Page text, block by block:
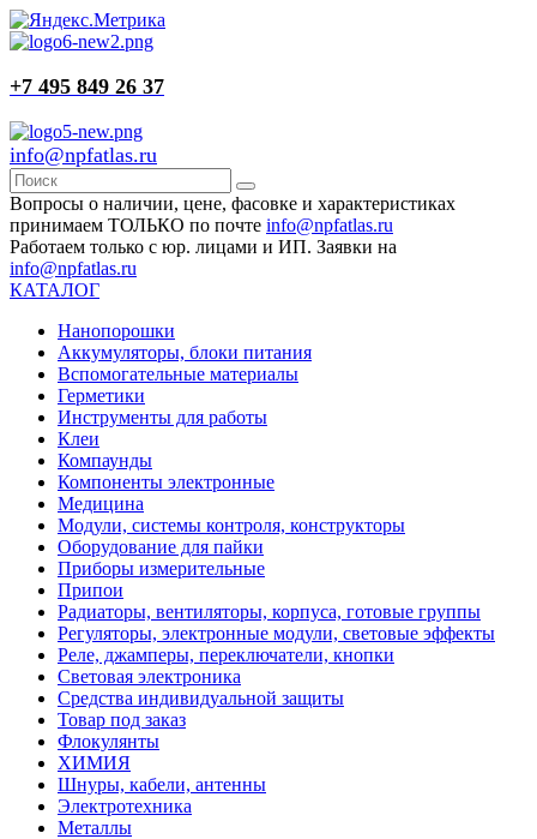
+7 495 849 26 37
info@npfatlas.ru
Вопросы о наличии, цене, фасовке и характеристиках
принимаем ТОЛЬКО по почте info@npfatlas.ru
Работаем только с юр. лицами и ИП. Заявки на
info@npfatlas.ru
КАТАЛОГ
Нанопорошки
Аккумуляторы, блоки питания
Вспомогательные материалы
Герметики
Инструменты для работы
Клеи
Компаунды
Компоненты электронные
Медицина
Модули, системы контроля, конструкторы
Оборудование для пайки
Приборы измерительные
Припои
Радиаторы, вентиляторы, корпуса, готовые группы
Регуляторы, электронные модули, световые эффекты
Реле, джамперы, переключатели, кнопки
Световая электроника
Средства индивидуальной защиты
Товар под заказ
Флокулянты
ХИМИЯ
Шнуры, кабели, антенны
Электротехника
Металлы